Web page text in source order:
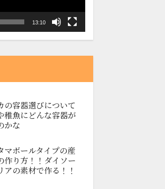
13:10
の容器選びについて
稚魚にどんな容器が
かな
マボールタイプの産
作り方！！ダイソー
アの素材で作る！！